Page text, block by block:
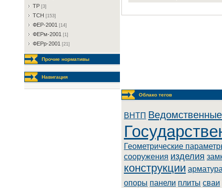
TP [3]
TCH [153]
ФEP-2001 [14]
ФEPм-2001 [1]
ФEPp-2001 [21]
Прочие нормативы
Навигация
Облако тегов
BHTП
Геометрические
сооружения изделия
конструкции
опоры панели плиты сваи